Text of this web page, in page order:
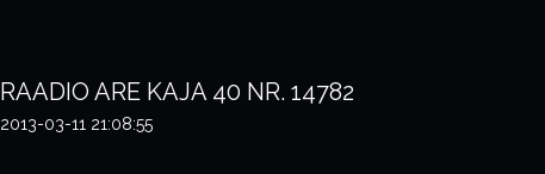
RAADIO ARE KAJA 40 NR. 14782
2013-03-11 21:08:55